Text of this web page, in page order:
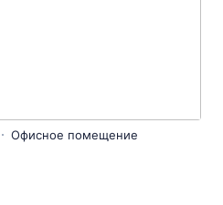
Офисное помещение